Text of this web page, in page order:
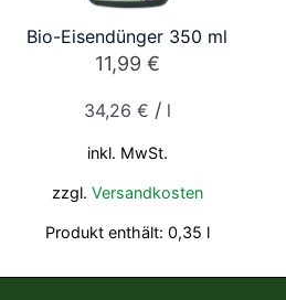
Bio-Eisendünger 350 ml
11,99 €
34,26 € / l
inkl. MwSt.
zzgl. Versandkosten
Produkt enthält: 0,35 l